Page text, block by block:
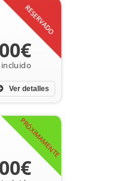
RESERVADO
Ver detalles
PRÓXIMAMENTE